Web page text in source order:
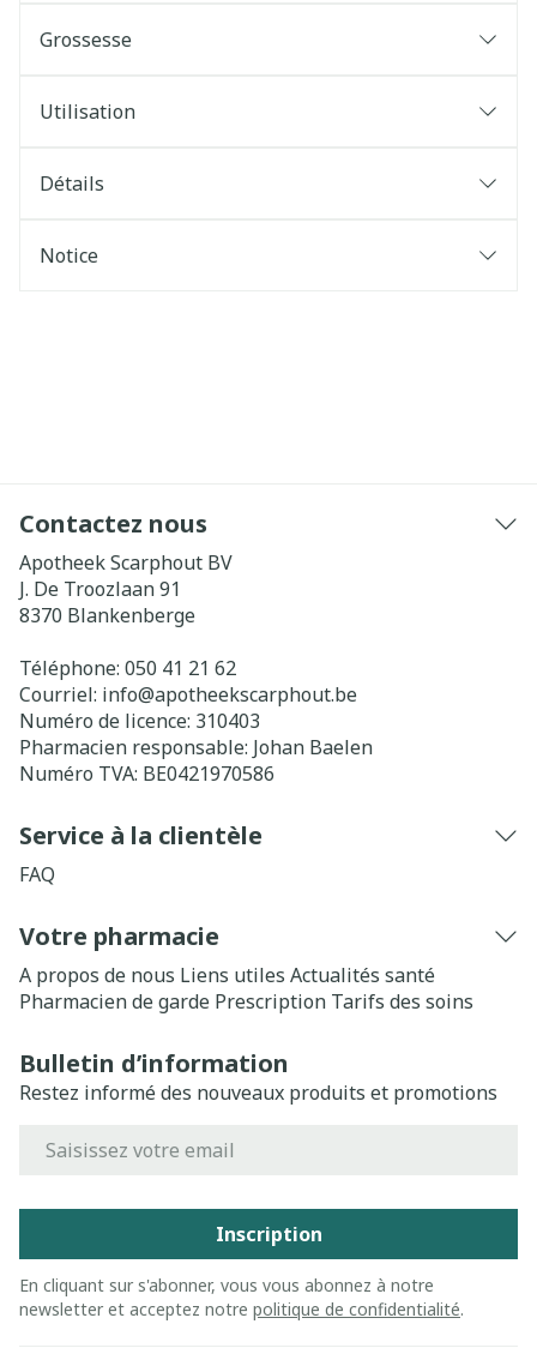
Grossesse
Utilisation
Détails
Notice
Contactez nous
Apotheek Scarphout BV
J. De Troozlaan 91
8370 Blankenberge
Téléphone: 050 41 21 62
Courriel: info@apotheekscarphout.be
Numéro de licence: 310403
Pharmacien responsable: Johan Baelen
Numéro TVA: BE0421970586
Service à la clientèle
FAQ
Votre pharmacie
A propos de nous Liens utiles Actualités santé
Pharmacien de garde Prescription Tarifs des soins
Bulletin d’information
Restez informé des nouveaux produits et promotions
Inscription
En cliquant sur s'abonner, vous vous abonnez à notre
newsletter et acceptez notre politique de confidentialité.